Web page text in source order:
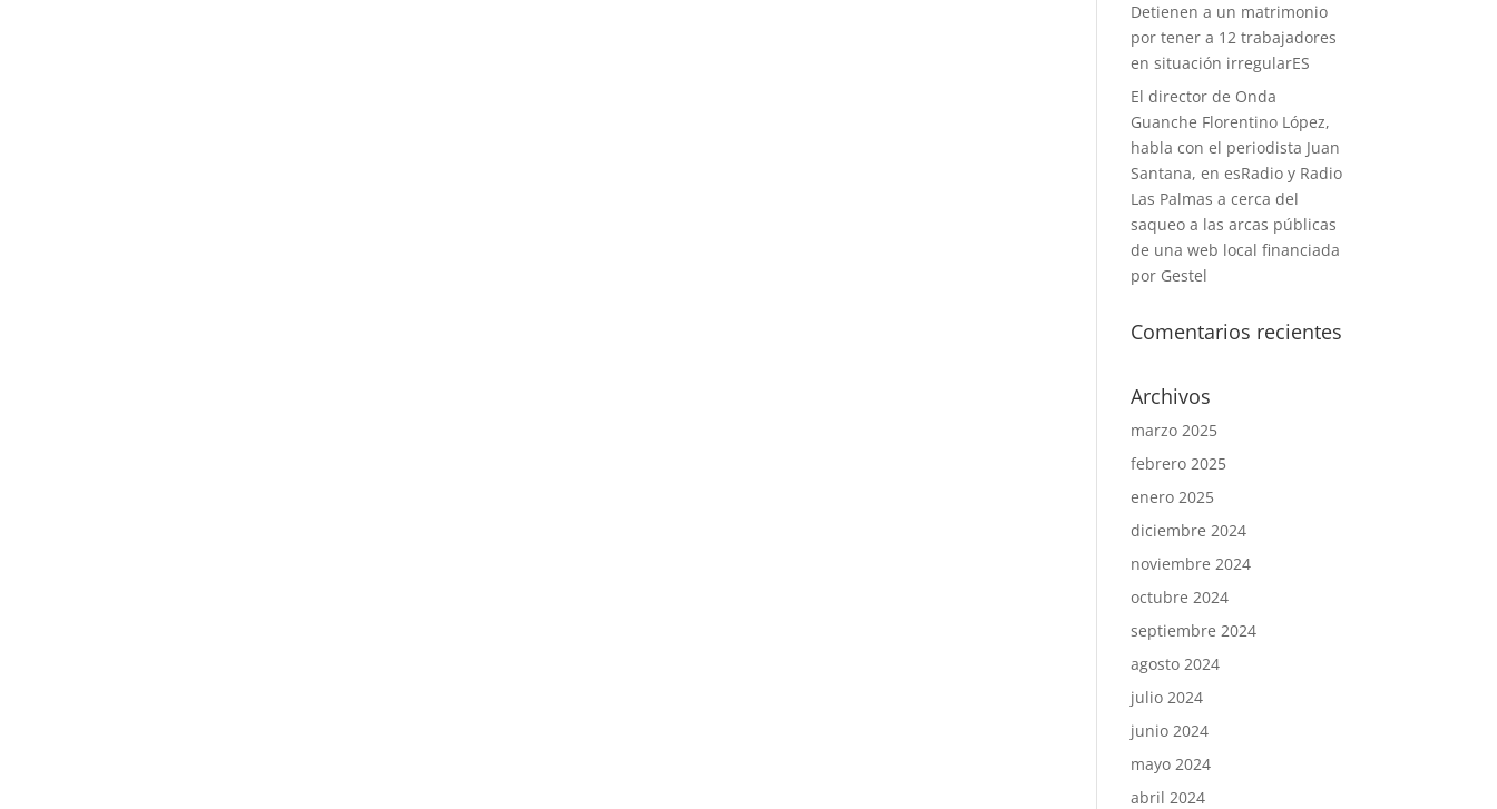
Detienen a un matrimonio
por tener a 12 trabajadores
en situación irregularES
El director de Onda
Guanche Florentino López,
habla con el periodista Juan
Santana, en esRadio y Radio
Las Palmas a cerca del
saqueo a las arcas públicas
de una web local financiada
por Gestel
Comentarios recientes
Archivos
marzo 2025
febrero 2025
enero 2025
diciembre 2024
noviembre 2024
octubre 2024
septiembre 2024
agosto 2024
julio 2024
junio 2024
mayo 2024
abril 2024